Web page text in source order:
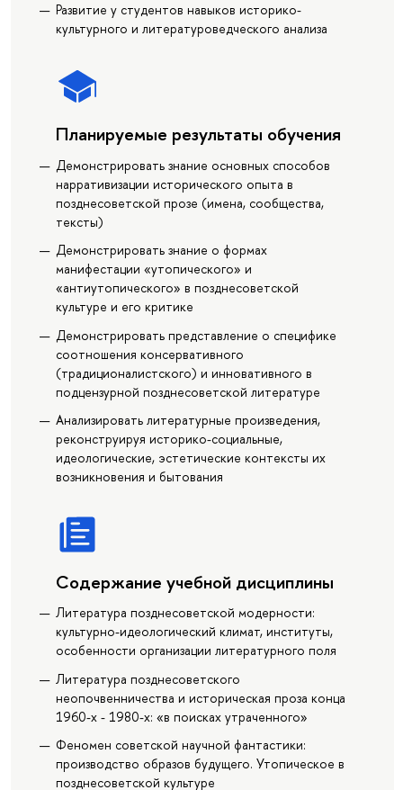
Развитие у студентов навыков историко-
культурного и литературоведческого анализа
Планируемые результаты обучения
Демонстрировать знание основных способов
нарративизации исторического опыта в
позднесоветской прозе (имена, сообщества,
тексты)
Демонстрировать знание о формах
манифестации «утопического» и
«антиутопического» в позднесоветской
культуре и его критике
Демонстрировать представление о специфике
соотношения консервативного
(традиционалистского) и инновативного в
подцензурной позднесоветской литературе
Анализировать литературные произведения,
реконструируя историко-социальные,
идеологические, эстетические контексты их
возникновения и бытования
Содержание учебной дисциплины
Литература позднеcоветской модерности:
культурно-идеологический климат, институты,
особенности организации литературного поля
Литература позднесоветского
неопочвенничества и историческая проза конца
1960-х - 1980-х: «в поисках утраченного»
Феномен советской научной фантастики:
производство образов будущего. Утопическое в
позднесоветской культуре